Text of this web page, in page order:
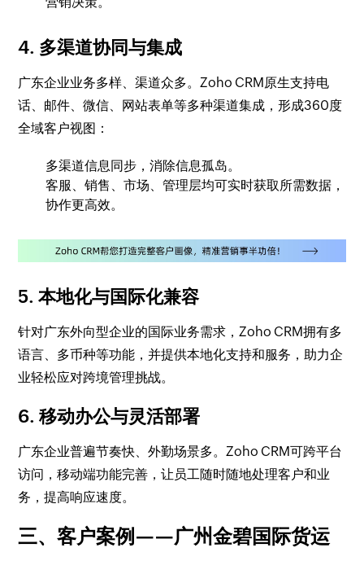
4. 多渠道协同与集成
广东企业业务多样、渠道众多。Zoho CRM原生支持电
话、邮件、微信、网站表单等多种渠道集成，形成360度
全域客户视图：
多渠道信息同步，消除信息孤岛。
客服、销售、市场、管理层均可实时获取所需数据，
协作更高效。
5. 本地化与国际化兼容
针对广东外向型企业的国际业务需求，Zoho CRM拥有多
语言、多币种等功能，并提供本地化支持和服务，助力企
业轻松应对跨境管理挑战。
6. 移动办公与灵活部署
广东企业普遍节奏快、外勤场景多。Zoho CRM可跨平台
访问，移动端功能完善，让员工随时随地处理客户和业
务，提高响应速度。
三、客户案例——广州金碧国际货运